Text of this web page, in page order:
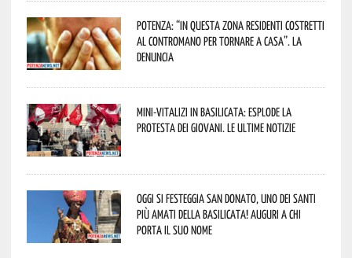
Potenza: “In questa zona residenti costretti
al contromano per tornare a casa”. La
denuncia
Mini-vitalizi in Basilicata: esplode la
protesta dei giovani. Le ultime notizie
Oggi si festeggia San Donato, uno dei Santi
più amati della Basilicata! Auguri a chi
porta il suo nome